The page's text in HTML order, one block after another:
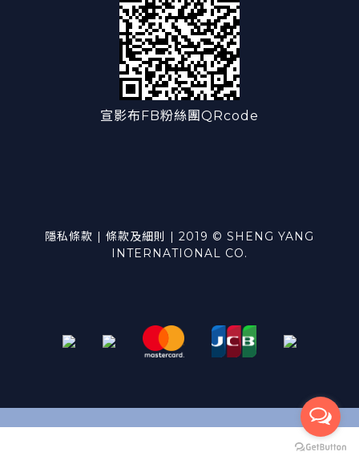
立即購買
宣影布FB粉絲團QRcode
隱私條款 | 條款及細則 | 2019 © SHENG YANG
INTERNATIONAL CO.